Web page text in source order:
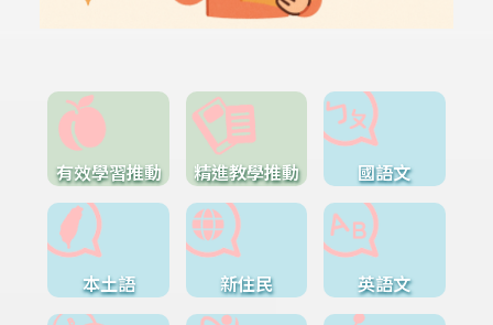
有效學習推動 精進教學推動 國語文
本土語 新住民 英語文